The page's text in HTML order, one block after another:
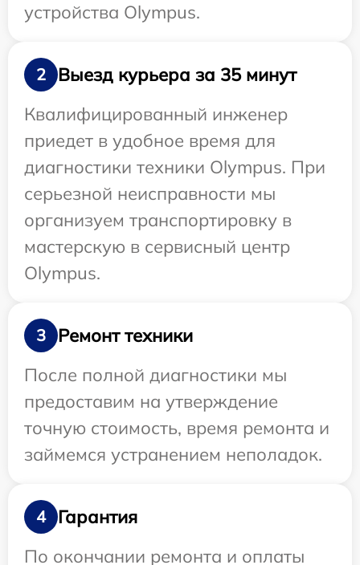
устройства Olympus.
2
Выезд курьера за 35 минут
Квалифицированный инженер
приедет в удобное время для
диагностики техники Olympus. При
серьезной неисправности мы
организуем транспортировку в
мастерскую в сервисный центр
Olympus.
3
Ремонт техники
После полной диагностики мы
предоставим на утверждение
точную стоимость, время ремонта и
займемся устранением неполадок.
4
Гарантия
По окончании ремонта и оплаты